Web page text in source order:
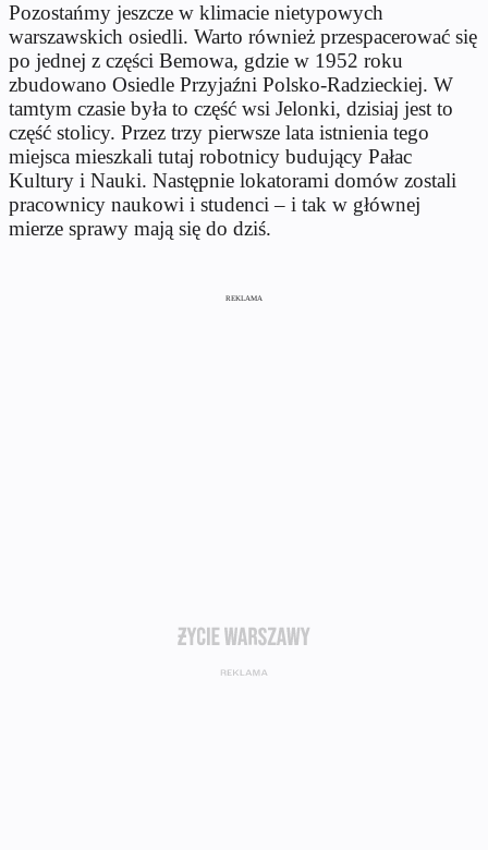
Pozostańmy jeszcze w klimacie nietypowych
warszawskich osiedli. Warto również przespacerować się
po jednej z części Bemowa, gdzie w 1952 roku
zbudowano Osiedle Przyjaźni Polsko-Radzieckiej. W
tamtym czasie była to część wsi Jelonki, dzisiaj jest to
część stolicy. Przez trzy pierwsze lata istnienia tego
miejsca mieszkali tutaj robotnicy budujący Pałac
Kultury i Nauki. Następnie lokatorami domów zostali
pracownicy naukowi i studenci – i tak w głównej
mierze sprawy mają się do dziś.
REKLAMA